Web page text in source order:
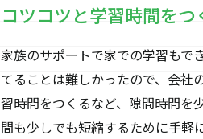
コツコツと学習時間をつ
家族のサポートで家での学習もで
てることは難しかったので、会社
習時間をつくるなど、隙間時間を
間も少しでも短縮するために手軽